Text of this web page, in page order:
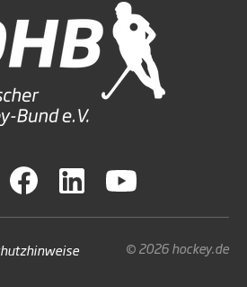
© 2026 hockey.de